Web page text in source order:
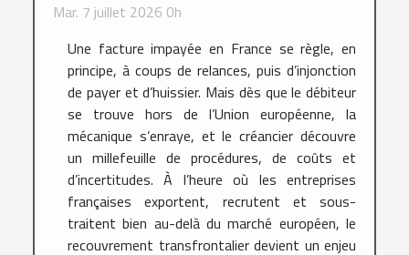
Mar. 7 juillet 2026 0h
Une facture impayée en France se règle, en
principe, à coups de relances, puis d’injonction
de payer et d’huissier. Mais dès que le débiteur
se trouve hors de l’Union européenne, la
mécanique s’enraye, et le créancier découvre
un millefeuille de procédures, de coûts et
d’incertitudes. À l’heure où les entreprises
françaises exportent, recrutent et sous-
traitent bien au-delà du marché européen, le
recouvrement transfrontalier devient un enjeu